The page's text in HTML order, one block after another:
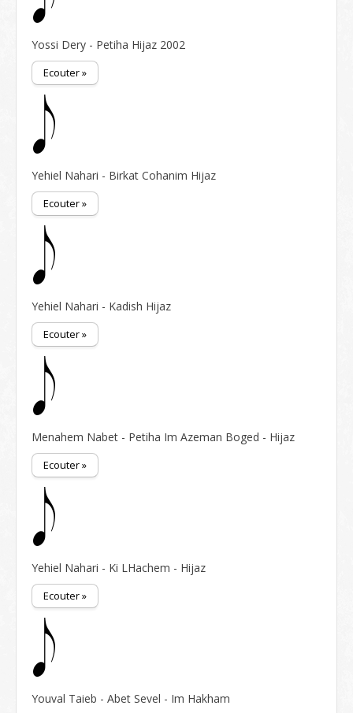
Yossi Dery - Petiha Hijaz 2002
Ecouter »
Yehiel Nahari - Birkat Cohanim Hijaz
Ecouter »
Yehiel Nahari - Kadish Hijaz
Ecouter »
Menahem Nabet - Petiha Im Azeman Boged - Hijaz
Ecouter »
Yehiel Nahari - Ki LHachem - Hijaz
Ecouter »
Youval Taieb - Abet Sevel - Im Hakham